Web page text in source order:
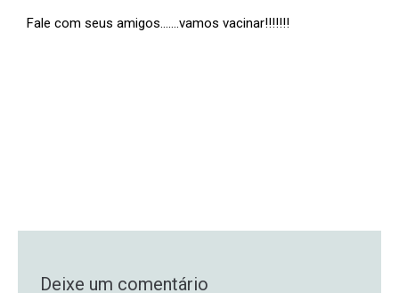
Fale com seus amigos…….vamos vacinar!!!!!!!
Deixe um comentário